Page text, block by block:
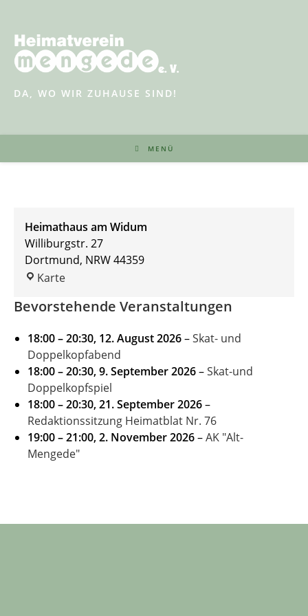
springen
DA, WO WIR ZUHAUSE SIND!
MENÜ
Heimathaus am Widum
Williburgstr. 27
Dortmund, NRW44359
Karte
Widum
Bevorstehende Veranstaltungen
18:00–20:30, 12. August 2026–Skat- und
Doppelkopfabend
18:00–20:30,9. September 2026–Skat-und
Doppelkopfspiel
18:00–20:30,21. September 2026–
Redaktionssitzung Heimatblat Nr. 76
19:00–21:00,2. November 2026–AK "Alt-
Mengede"